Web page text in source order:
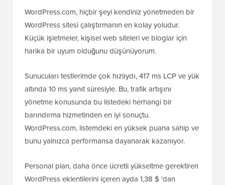
WordPress.com, hiçbir şeyi kendiniz yönetmeden bir
WordPress sitesi çalıştırmanın en kolay yoludur.
Küçük işletmeler, kişisel web siteleri ve bloglar için
harika bir uyum olduğunu düşünüyorum.
Sunucuları testlerimde çok hızlıydı, 417 ms LCP ve yük
altında 10 ms yanıt süresiyle. Bu, trafik artışını
yönetme konusunda bu listedeki herhangi bir
barındırma hizmetinden en iyi sonuçtu.
WordPress.com, listemdeki en yüksek puana sahip ve
bunu yalnızca performansa dayanarak kazanıyor.
Personal plan, daha önce ücretli yükseltme gerektiren
WordPress eklentilerini içeren ayda 1,38 $ 'dan